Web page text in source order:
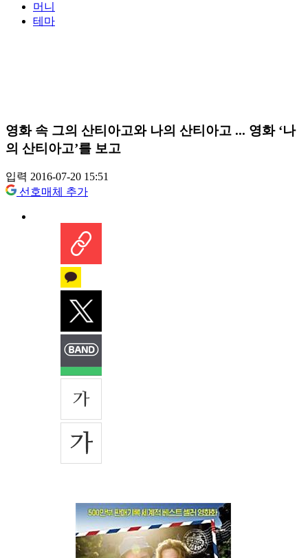
머니
테마
영화 속 그의 산티아고와 나의 산티아고 ... 영화 ‘나
의 산티아고’를 보고
입력 2016-07-20 15:51
선호매체 추가